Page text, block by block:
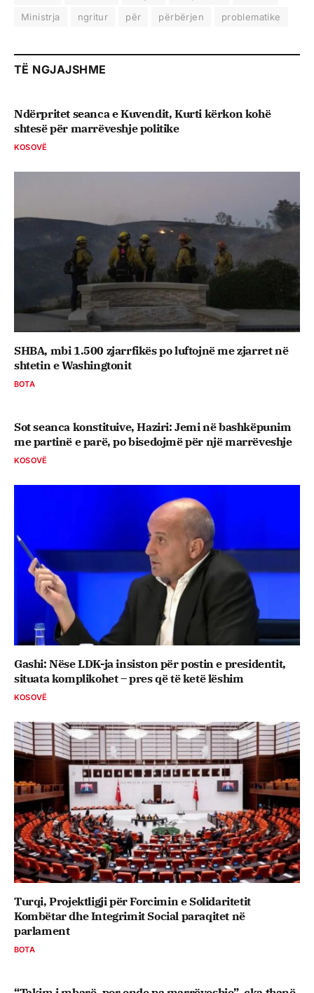
Ministrja
ngritur për përbërjen problematike
TË NGJAJSHME
Ndërpritet seanca e Kuvendit, Kurti kërkon kohë
shtesë për marrëveshje politike
KOSOVË
SHBA, mbi 1.500 zjarrfikës po luftojnë me zjarret në
shtetin e Washingtonit
BOTA
Sot seanca konstituive, ​Haziri: Jemi në bashkëpunim
me partinë e parë, po bisedojmë për një marrëveshje
KOSOVË
Gashi: Nëse LDK-ja insiston për postin e presidentit,
situata komplikohet – pres që të ketë lëshim
KOSOVË
Turqi, Projektligji për Forcimin e Solidaritetit
Kombëtar dhe Integrimit Social paraqitet në
parlament
BOTA